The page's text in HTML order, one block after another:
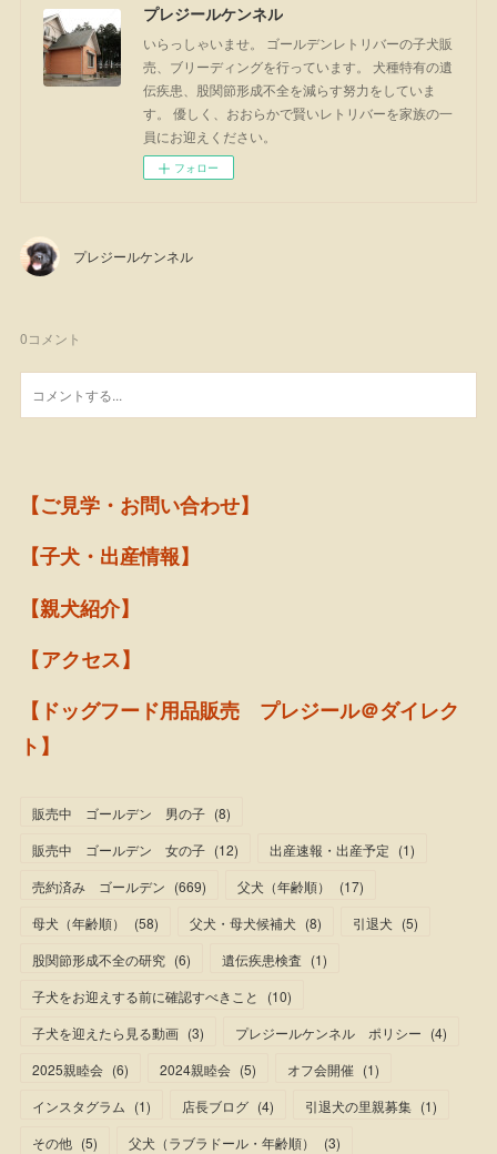
プレジールケンネル
いらっしゃいませ。 ゴールデンレトリバーの子犬販
売、ブリーディングを行っています。 犬種特有の遺
伝疾患、股関節形成不全を減らす努力をしていま
す。 優しく、おおらかで賢いレトリバーを家族の一
員にお迎えください。
フォロー
プレジールケンネル
0コメント
【ご見学・お問い合わせ】
【子犬・出産情報】
【親犬紹介】
【アクセス】
【ドッグフード用品販売 プレジール＠ダイレク
ト】
販売中 ゴールデン 男の子 (8)
販売中 ゴールデン 女の子 (12) 出産速報・出産予定 (1)
売約済み ゴールデン (669) 父犬（年齢順） (17)
母犬（年齢順）
(58) 父犬・母犬候補犬 (8) 引退犬 (5)
股関節形成不全の研究 (6) 遺伝疾患検査 (1)
子犬をお迎えする前に確認すべきこと
(10)
子犬を迎えたら見る動画 (3) プレジールケンネル ポリシー (4)
2025親睦会 (6) 2024親睦会 (5) オフ会開催 (1)
インスタグラム (1) 店長ブログ (4) 引退犬の里親募集 (1)
その他 (5) 父犬（ラブラドール・年齢順） (3)